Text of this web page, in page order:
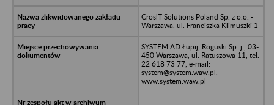
CroslT Solutions Poland Sp. z o.o. -
Warszawa, ul. Franciszka Klimuszki 1
SYSTEM AD Łupij, Roguski Sp. j., 03-
450 Warszawa, ul. Ratuszowa 11, tel.
22 618 73 77, e-mail:
system@system.waw.pl,
www.system.waw.pl